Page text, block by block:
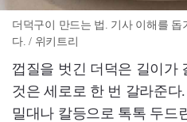
더덕구이 만드는 법. 기사 이해를
다. / 위키트리
껍질을 벗긴 더덕은 길이가
것은 세로로 한 번 갈라준
밀대나 칼등으로 톡톡 두드